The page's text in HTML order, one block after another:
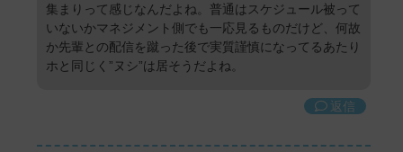
集まりって感じなんだよね。普通はスケジュール被って
いないかマネジメント側でも一応見るものだけど、何故
か先輩との配信を蹴った後で実質謹慎になってるあたり
ホと同じく”ヌシ”は居そうだよね。
返信